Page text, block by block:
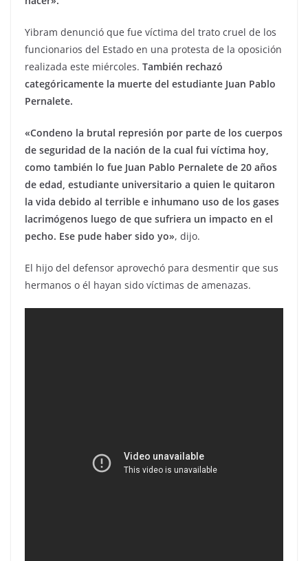
Yibram denunció que fue víctima del trato cruel de los
funcionarios del Estado en una protesta de la oposición
realizada este miércoles. También rechazó
categóricamente la muerte del estudiante Juan Pablo
Pernalete.
«Condeno la brutal represión por parte de los cuerpos
de seguridad de la nación de la cual fui víctima hoy,
como también lo fue Juan Pablo Pernalete de 20 años
de edad, estudiante universitario a quien le quitaron
la vida debido al terrible e inhumano uso de los gases
lacrimógenos luego de que sufriera un impacto en el
pecho. Ese pude haber sido yo», dijo.
El hijo del defensor aprovechó para desmentir que sus
hermanos o él hayan sido víctimas de amenazas.